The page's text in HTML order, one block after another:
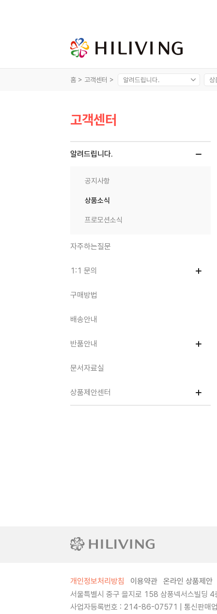
홈 > 고객센터 >
고객센터
알려드립니다.
공지사항
상품소식
프로모션소식
자주하는질문
1:1 문의
구매방법
배송안내
반품안내
문서자료실
상품제안센터
개인정보처리방침 이용약관
온라인 상품제안
서울특별시 중구 을지로 158 삼풍넥서스빌딩
사업자등록번호 : 214-86-07571 | 통신판매